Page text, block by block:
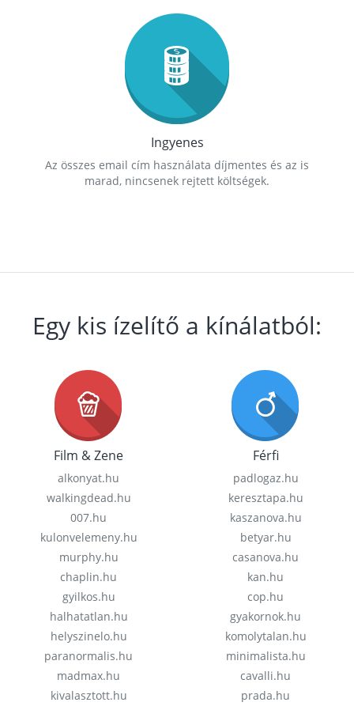
Ingyenes
Az összes email cím használata díjmentes és az is
marad, nincsenek rejtett költségek.
Egy kis ízelítő a kínálatból:
Film & Zene
alkonyat.hu
walkingdead.hu
007.hu
kulonvelemeny.hu
murphy.hu
chaplin.hu
gyilkos.hu
halhatatlan.hu
helyszinelo.hu
paranormalis.hu
madmax.hu
kivalasztott.hu
Férfi
padlogaz.hu
keresztapa.hu
kaszanova.hu
betyar.hu
casanova.hu
kan.hu
cop.hu
gyakornok.hu
komolytalan.hu
minimalista.hu
cavalli.hu
prada.hu